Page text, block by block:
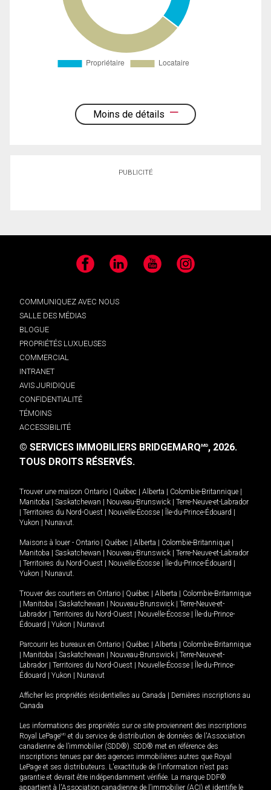
Moins de détails
PUBLICITÉ
Facebook LinkedIn YouTube Instagram
COMMUNIQUEZ AVEC NOUS
SALLE DES MÉDIAS
BLOGUE
PROPRIÉTÉS LUXUEUSES
COMMERCIAL
INTRANET
AVIS JURIDIQUE
CONFIDENTIALITÉ
TÉMOINS
ACCESSIBILITÉ
© SERVICES IMMOBILIERS BRIDGEMARQMD, 2026.
TOUS DROITS RÉSERVÉS.
Trouver une maison Ontario Québec Alberta Colombie-Britannique
Manitoba
Saskatchewan Nouveau-Brunswick
Terre-Neuve-et-Labrador
Territoires du Nord-Ouest Nouvelle-Écosse Île-du-Prince-Édouard
Yukon
Nunavut.
Maisons à louer - Ontario Québec Alberta Colombie-Britannique
Manitoba
Saskatchewan Nouveau-Brunswick
Terre-Neuve-et-Labrador
Territoires du Nord-Ouest Nouvelle-Écosse Île-du-Prince-Édouard
Yukon
Nunavut.
Trouver des courtiers en Ontario Québec Alberta
Colombie-Britannique
Manitoba Saskatchewan Nouveau-Brunswick
Terre-Neuve-et-
Labrador
Territoires du Nord-Ouest Nouvelle-Écosse
Île-du-Prince-
Édouard
Yukon Nunavut
Parcourir les bureaux en Ontario Québec Alberta
Colombie-Britannique
Manitoba Saskatchewan Nouveau-Brunswick
Terre-Neuve-et-
Labrador
Territoires du Nord-Ouest Nouvelle-Écosse
Île-du-Prince-
Édouard
Yukon Nunavut
Afficher les propriétés résidentielles au Canada
Dernières inscriptions au
Canada
Les informations des propriétés sur ce site proviennent des inscriptions
Royal LePageMD et du service de distribution de données de l'Association
canadienne de l’immobilier (SDD®). SDD® met en référence des
inscriptions tenues par des agences immobilières autres que Royal
LePage et ses distributeurs. L'exactitude de l'information n'est pas
garantie et devrait être indépendamment vérifiée. La marque DDF®
appartient à l'Association canadienne de l’immobilier (ACI) et identifie le